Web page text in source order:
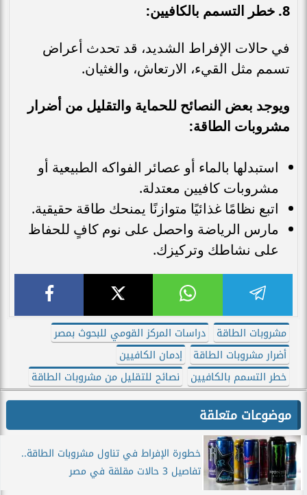
8. خطر التسمم بالكافيين:
في حالات الإفراط الشديد، قد تحدث أعراض
تسمم مثل القيء، الارتعاش، والغثيان.
ويوجد بعض النصائح للحماية والتقليل من أضرار
مشروبات الطاقة:
استبدلها بالماء أو عصائر الفواكه الطبيعية أو
مشروبات كافيين معتدلة.
اتبع نظامًا غذائيًا متوازنًا يمنحك طاقة حقيقية.
مارس الرياضة واحصل على نوم كافٍ للحفاظ
على نشاطك وتركيزك.
مشروبات الطاقة
دراسات المركز القومي للبحوث بمصر
أضرار مشروبات الطاقة
إدمان الكافيين
خطر التسمم بالكافيين
نصائح للتقليل من مشروبات الطاقة
موضوعات متعلقة
خطورة الإفراط في تناول مشروبات الطاقة..
تفاصيل 3 حالات مقلقة في مصر